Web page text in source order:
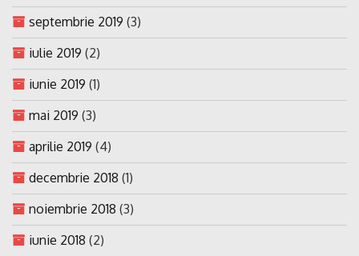
septembrie 2019 (3)
iulie 2019 (2)
iunie 2019 (1)
mai 2019 (3)
aprilie 2019 (4)
decembrie 2018 (1)
noiembrie 2018 (3)
iunie 2018 (2)